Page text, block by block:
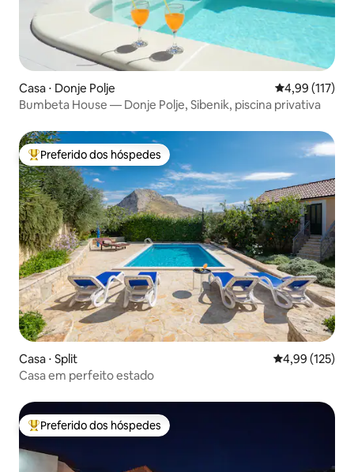
Casa ⋅ Donje Polje 4,99 de uma
4,99 (117)
Bumbeta House — Donje Polje, Sibenik, piscina privativa
Entre os melhores preferidos dos hóspedes
Preferido dos hóspedes
Casa ⋅ Split 4,99 de uma
4,99 (125)
Casa em perfeito estado
Entre os melhores preferidos dos hóspedes
Preferido dos hóspedes